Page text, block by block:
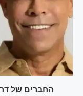
החברים של